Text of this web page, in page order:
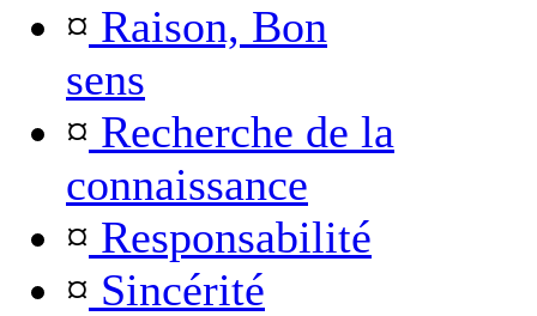
¤ Raison, Bon
sens
¤ Recherche de la
connaissance
¤ Responsabilité
¤ Sincérité